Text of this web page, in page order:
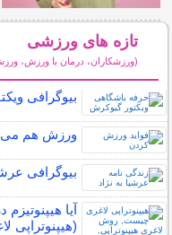
تازه های ورزشی
(ورزشکاران، درمان با ورزش،
بیوگرافی
ورزش هم می
بیوگرافی
آیا
(هیپنوتراپی